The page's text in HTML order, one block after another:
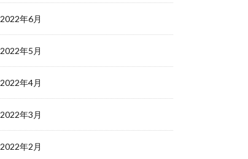
2022年6月
2022年5月
2022年4月
2022年3月
2022年2月